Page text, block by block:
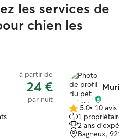
les services de
chien les
à partir de
24 €
par nuit
5.0 étoile(s)
sur
5
5.0• 10 avis
1 propriétaire
2 ans
Bagneux,